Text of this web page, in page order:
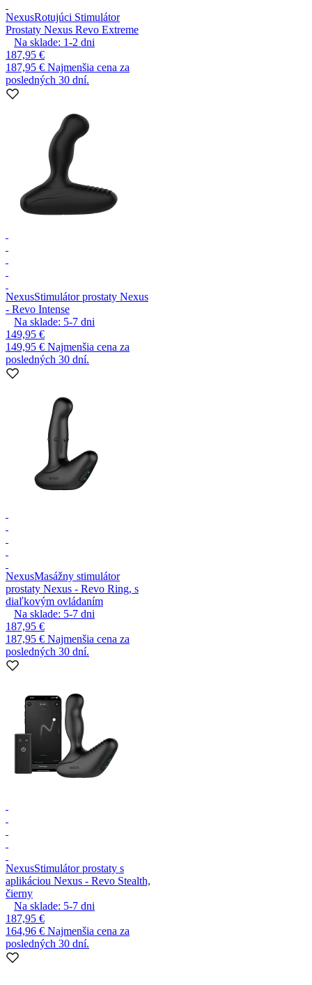
NexusRotujúci Stimulátor
Prostaty Nexus Revo Extreme
Na sklade: 1-2 dni
187,95 €
187,95 € Najmenšia cena za
posledných 30 dní.
NexusStimulátor prostaty Nexus
- Revo Intense
Na sklade: 5-7 dni
149,95 €
149,95 € Najmenšia cena za
posledných 30 dní.
NexusMasážny stimulátor
prostaty Nexus - Revo Ring, s
diaľkovým ovládaním
Na sklade: 5-7 dni
187,95 €
187,95 € Najmenšia cena za
posledných 30 dní.
NexusStimulátor prostaty s
aplikáciou Nexus - Revo Stealth,
čierny
Na sklade: 5-7 dni
187,95 €
164,96 € Najmenšia cena za
posledných 30 dní.